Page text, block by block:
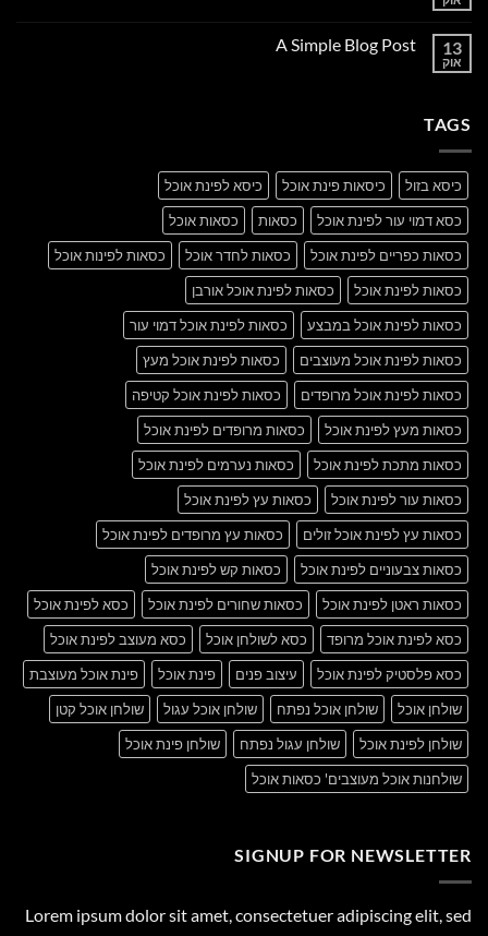
Just
13
אוק
A Simple Blog Post
TAGS
כיסא בזול כיסאות פינת אוכל
כיסא לפינת אוכל
כסא דמוי עור לפינת אוכל
כסאות
כסאות אוכל
כסאות כפריים לפינת אוכל
כסאות לחדר אוכל
כסאות לפינות אוכל
כסאות לפינת אוכל
כסאות לפינת אוכל אורבן
כסאות לפינת אוכל במבצע
כסאות לפינת אוכל דמוי עור
כסאות לפינת אוכל מעוצבים
כסאות לפינת אוכל מעץ
כסאות לפינת אוכל מרופדים
כסאות לפינת אוכל קטיפה
כסאות מעץ לפינת אוכל
כסאות מרופדים לפינת אוכל
כסאות מתכת לפינת אוכל
כסאות נערמים לפינת אוכל
כסאות עור לפינת אוכל
כסאות עץ לפינת אוכל
כסאות עץ לפינת אוכל זולים
כסאות עץ מרופדים לפינת אוכל
כסאות צבעוניים לפינת אוכל
כסאות קש לפינת אוכל
כסאות ראטן לפינת אוכל
כסאות שחורים לפינת אוכל
כסא לפינת אוכל
כסא לפינת אוכל מרופד
כסא לשולחן אוכל
כסא מעוצב לפינת אוכל
כסא פלסטיק לפינת אוכל
עיצוב פנים פינת אוכל
פינת אוכל מעוצבת
שולחן אוכל
שולחן אוכל נפתח שולחן אוכל עגול
שולחן אוכל קטן
שולחן לפינת אוכל
שולחן עגול נפתח
שולחן פינת אוכל
שולחנות אוכל מעוצבים' כסאות אוכל
SIGNUP FOR NEWSLETTER
Lorem ipsum dolor sit amet, consectetuer adipiscing elit, sed